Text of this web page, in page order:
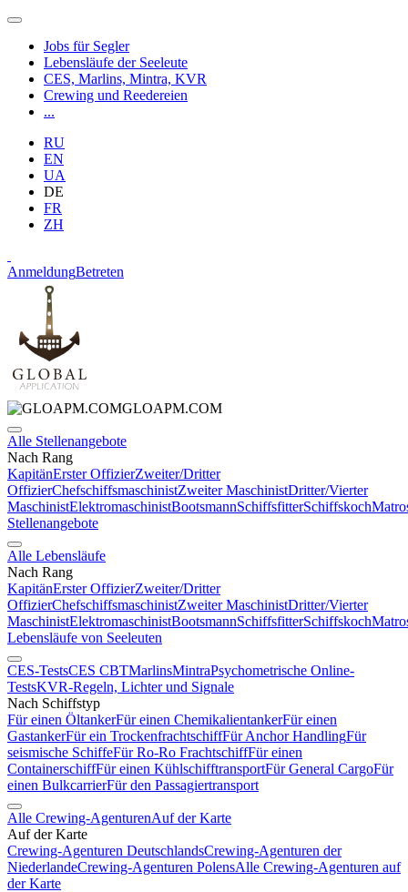
Jobs für Segler
Lebensläufe der Seeleute
CES, Marlins, Mintra, KVR
Crewing und Reedereien
...
RU
EN
UA
DE
FR
ZH
AnmeldungBetreten
GLOAPM.COM
Alle Stellenangebote
Nach Rang
KapitänErster OffizierZweiter/Dritter
OffizierChefschiffsmaschinistZweiter MaschinistDritter/Vierter
MaschinistElektromaschinistBootsmannSchiffsfitterSchiffskoch
Stellenangebote
Alle Lebensläufe
Nach Rang
KapitänErster OffizierZweiter/Dritter
OffizierChefschiffsmaschinistZweiter MaschinistDritter/Vierter
MaschinistElektromaschinistBootsmannSchiffsfitterSchiffskoch
Lebensläufe von Seeleuten
CES-TestsCES CBTMarlinsMintraPsychometrische Online-
TestsKVR-Regeln, Lichter und Signale
Nach Schiffstyp
Für einen ÖltankerFür einen ChemikalientankerFür einen
GastankerFür ein TrockenfrachtschiffFür Anchor HandlingFür
seismische SchiffeFür Ro-Ro FrachtschiffFür einen
ContainerschiffFür einen KühlschifftransportFür General CargoFür
einen BulkcarrierFür den Passagiertransport
Alle Crewing-AgenturenAuf der Karte
Auf der Karte
Crewing-Agenturen DeutschlandsCrewing-Agenturen der
NiederlandeCrewing-Agenturen PolensAlle Crewing-Agenturen auf
der Karte